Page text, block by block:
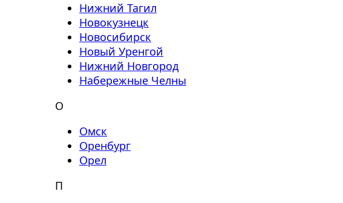
Нижний Тагил
Новокузнецк
Новосибирск
Новый Уренгой
Нижний Новгород
Набережные Челны
О
Омск
Оренбург
Орел
П